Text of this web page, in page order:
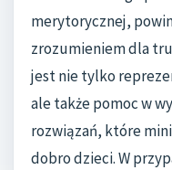
merytorycznej,
zrozumieniem dla
jest nie tylko
ale także pomoc w
rozwiązań, które
dobro dzieci. W